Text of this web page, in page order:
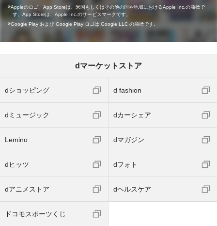
Appleのロゴ、App Storeは、米国もしくはその他の国や地域におけるApple Inc.の商標で
す。App Storeは、Apple Inc.のサービスマークです。
Google Play および Google Play ロゴは Google LLC の商標です。
dマーケットストア
dショッピング d fashion
dミュージック dカーシェア
Lemino dマガジン
dヒッツ dフォト
dアニメストア dヘルスケア
ドコモスポーツくじ